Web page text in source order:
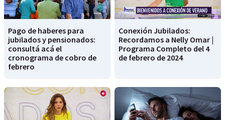
Pago de haberes para
jubilados y pensionados:
consultá acá el
cronograma de cobro de
febrero
Conexión Jubilados:
Recordamos a Nelly Omar |
Programa Completo del 4
de febrero de 2024